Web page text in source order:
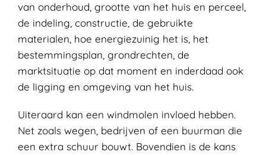
van onderhoud, grootte van het huis en perceel,
de indeling, constructie, de gebruikte
materialen, hoe energiezuinig het is, het
bestemmingsplan, grondrechten, de
marktsituatie op dat moment en inderdaad ook
de ligging en omgeving van het huis.
Uiteraard kan een windmolen invloed hebben.
Net zoals wegen, bedrijven of een buurman die
een extra schuur bouwt. Bovendien is de kans